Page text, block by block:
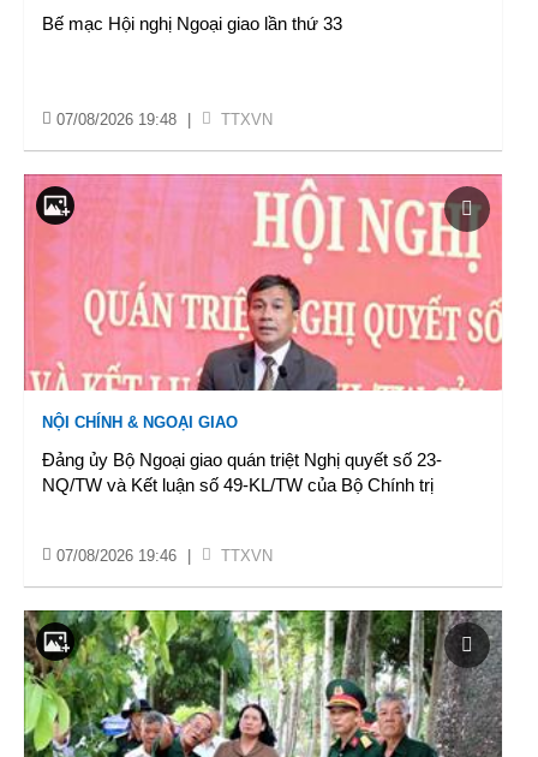
Bế mạc Hội nghị Ngoại giao lần thứ 33
07/08/2026 19:48 TTXVN
NỘI CHÍNH & NGOẠI GIAO
Đảng ủy Bộ Ngoại giao quán triệt Nghị quyết số 23-
NQ/TW và Kết luận số 49-KL/TW của Bộ Chính trị
07/08/2026 19:46 TTXVN